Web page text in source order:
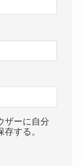
ザーに自分
する。